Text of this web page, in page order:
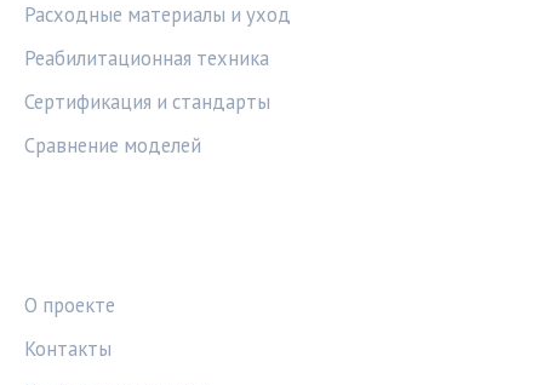
Расходные материалы и уход
Реабилитационная техника
Сертификация и стандарты
Сравнение моделей
О проекте
Контакты